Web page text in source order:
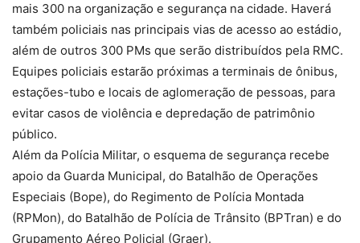
mais 300 na organização e segurança na cidade. Haverá
também policiais nas principais vias de acesso ao estádio,
além de outros 300 PMs que serão distribuídos pela RMC.
Equipes policiais estarão próximas a terminais de ônibus,
estações-tubo e locais de aglomeração de pessoas, para
evitar casos de violência e depredação de patrimônio
público.
Além da Polícia Militar, o esquema de segurança recebe
apoio da Guarda Municipal, do Batalhão de Operações
Especiais (Bope), do Regimento de Polícia Montada
(RPMon), do Batalhão de Polícia de Trânsito (BPTran) e do
Grupamento Aéreo Policial (Graer).